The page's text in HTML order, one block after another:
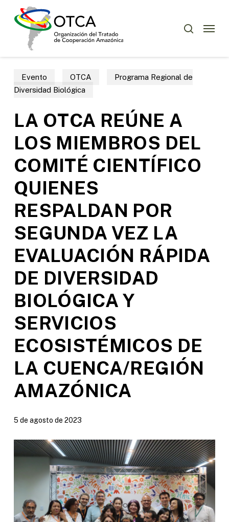
Menu
Evento OTCA
Programa Regional de
Diversidad Biológica
LA OTCA REÚNE A
LOS MIEMBROS DEL
COMITÉ CIENTÍFICO
QUIENES
RESPALDAN POR
SEGUNDA VEZ LA
EVALUACIÓN RÁPIDA
DE DIVERSIDAD
BIOLÓGICA Y
SERVICIOS
ECOSISTÉMICOS DE
LA CUENCA/REGIÓN
AMAZÓNICA
5 de agosto de 2023